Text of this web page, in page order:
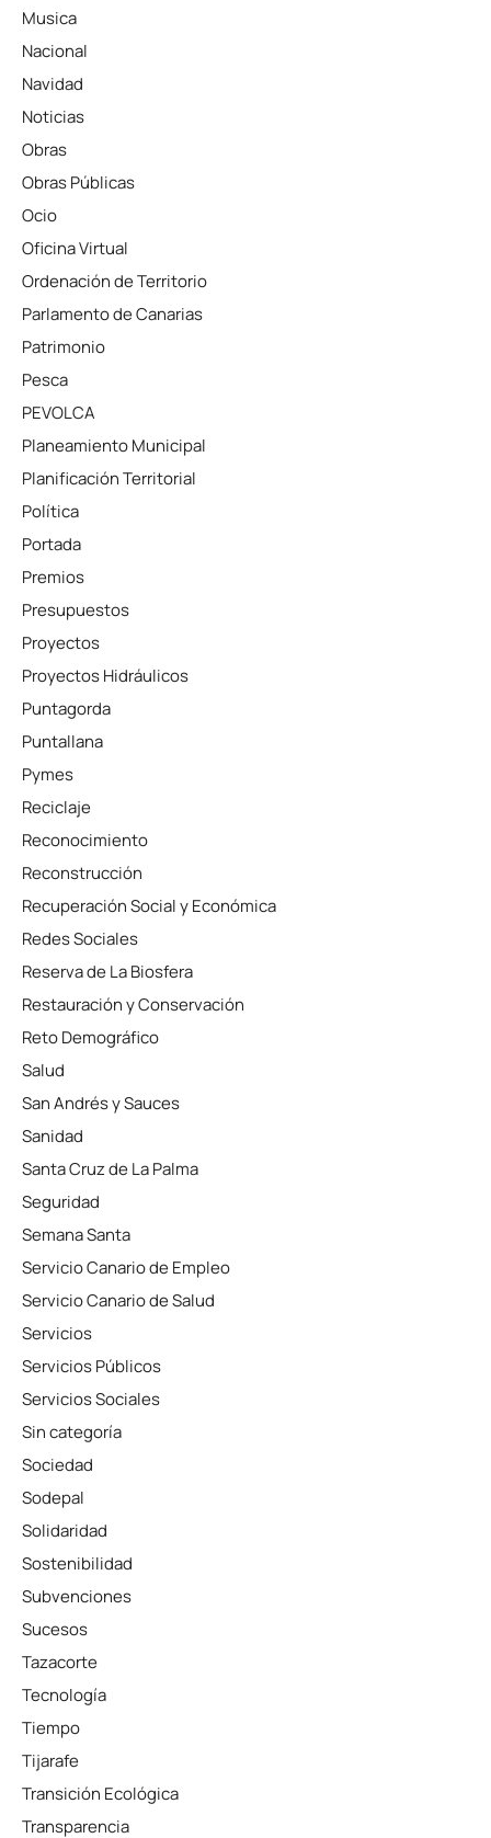
Musica
Nacional
Navidad
Noticias
Obras
Obras Públicas
Ocio
Oficina Virtual
Ordenación de Territorio
Parlamento de Canarias
Patrimonio
Pesca
PEVOLCA
Planeamiento Municipal
Planificación Territorial
Política
Portada
Premios
Presupuestos
Proyectos
Proyectos Hidráulicos
Puntagorda
Puntallana
Pymes
Reciclaje
Reconocimiento
Reconstrucción
Recuperación Social y Económica
Redes Sociales
Reserva de La Biosfera
Restauración y Conservación
Reto Demográfico
Salud
San Andrés y Sauces
Sanidad
Santa Cruz de La Palma
Seguridad
Semana Santa
Servicio Canario de Empleo
Servicio Canario de Salud
Servicios
Servicios Públicos
Servicios Sociales
Sin categoría
Sociedad
Sodepal
Solidaridad
Sostenibilidad
Subvenciones
Sucesos
Tazacorte
Tecnología
Tiempo
Tijarafe
Transición Ecológica
Transparencia